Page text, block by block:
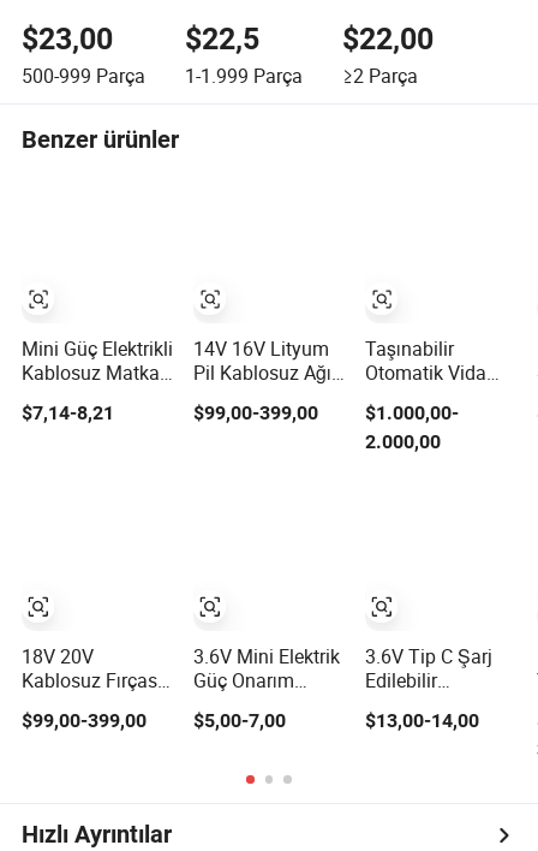
$23,00
500-999 Parça
$22,5
1-1.999 Parça
$22,00
≥2Parça
Benzer ürünler
Mini Güç Elektrikli
Kablosuz Matkap
Sürücü Onarım
Araçları Hassas
$7,14-8,21
18V 20V
Kablosuz Fırçasız
Akümülatör El
$99,00-399,00
14V 16V Lityum
Pil Kablosuz Ağır
Hizmet Ev Yeni
Winkko
$99,00-399,00
3.6V Mini Elektrik
Güç Onarım
Sürücü Tornavida
$5,00-7,00
Taşınabilir
Otomatik Vida
Besleyici Elektrikli
Vida Sıkma
Makinesi Üretim
$1.000,00-
2.000,00
3.6V Tip C Şarj
Edilebilir
Elektrikli
pH2 Uzatılmış
Vidalama Uçları
$13,00-14,00
Hızlı Ayrıntılar